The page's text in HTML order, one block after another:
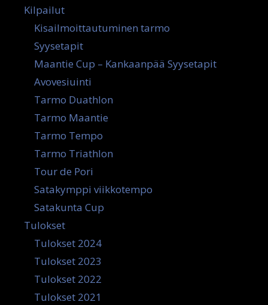
Kilpailut
Kisailmoittautuminen tarmo
Syysetapit
Maantie Cup – Kankaanpää Syysetapit
Avovesiuinti
Tarmo Duathlon
Tarmo Maantie
Tarmo Tempo
Tarmo Triathlon
Tour de Pori
Satakymppi viikkotempo
Satakunta Cup
Tulokset
Tulokset 2024
Tulokset 2023
Tulokset 2022
Tulokset 2021